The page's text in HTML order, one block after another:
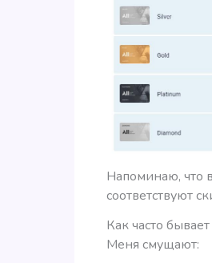
Напоминаю, что
соответствуют
Как часто
Меня смущают: